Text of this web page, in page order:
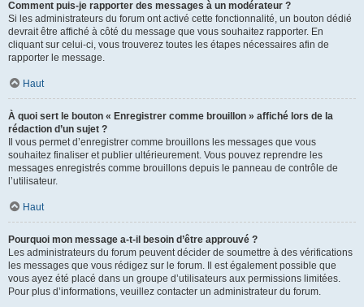
Comment puis-je rapporter des messages à un modérateur ?
Si les administrateurs du forum ont activé cette fonctionnalité, un bouton dédié
devrait être affiché à côté du message que vous souhaitez rapporter. En
cliquant sur celui-ci, vous trouverez toutes les étapes nécessaires afin de
rapporter le message.
Haut
À quoi sert le bouton « Enregistrer comme brouillon » affiché lors de la
rédaction d’un sujet ?
Il vous permet d’enregistrer comme brouillons les messages que vous
souhaitez finaliser et publier ultérieurement. Vous pouvez reprendre les
messages enregistrés comme brouillons depuis le panneau de contrôle de
l’utilisateur.
Haut
Pourquoi mon message a-t-il besoin d’être approuvé ?
Les administrateurs du forum peuvent décider de soumettre à des vérifications
les messages que vous rédigez sur le forum. Il est également possible que
vous ayez été placé dans un groupe d’utilisateurs aux permissions limitées.
Pour plus d’informations, veuillez contacter un administrateur du forum.